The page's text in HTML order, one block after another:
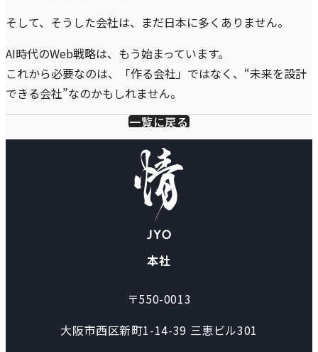
そして、そうした会社は、まだ日本に多くありません。
AI時代のWeb戦略は、もう始まっています。
これから必要なのは、「作る会社」ではなく、“未来を設計
できる会社”なのかもしれません。
一覧に戻る
本社
〒550-0013
大阪市西区新町1-14-39 三恵ビル301